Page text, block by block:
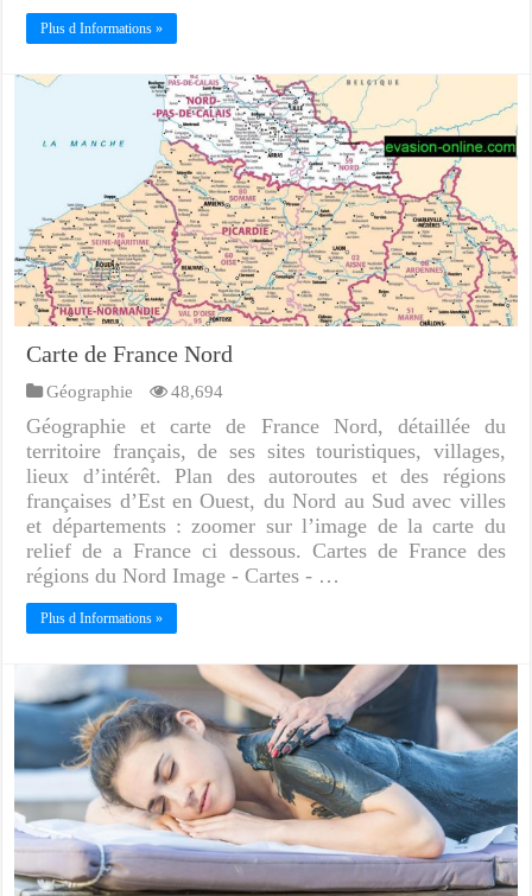
Plus d Informations »
Carte de France Nord
Géographie 48,694
Géographie et carte de France Nord, détaillée du
territoire français, de ses sites touristiques, villages,
lieux d’intérêt. Plan des autoroutes et des régions
françaises d’Est en Ouest, du Nord au Sud avec villes
et départements : zoomer sur l’image de la carte du
relief de a France ci dessous. Cartes de France des
régions du Nord Image - Cartes - …
Plus d Informations »